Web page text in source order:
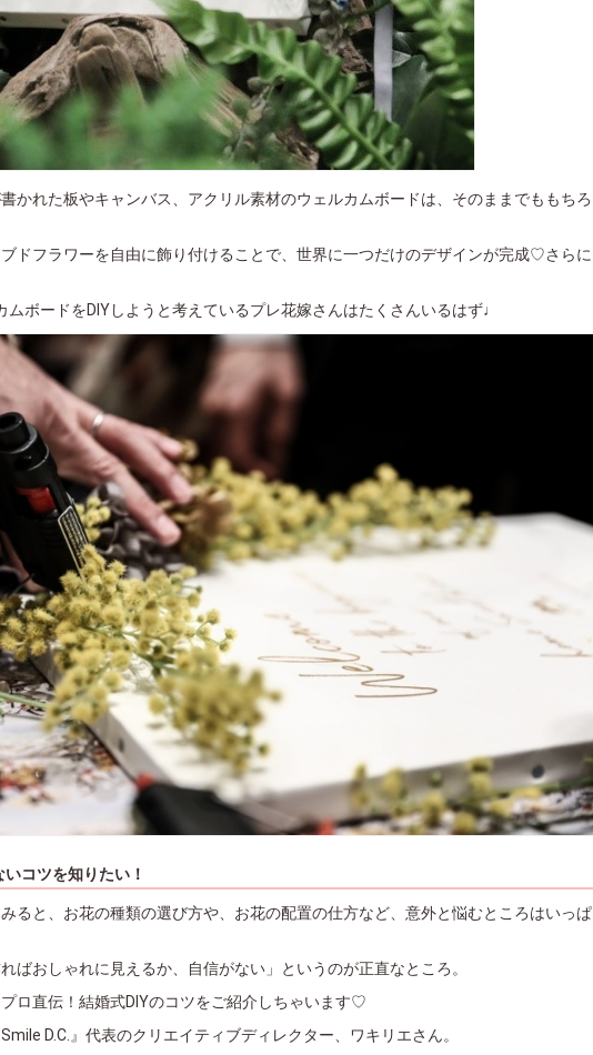
かれた板やキャンバス、アクリル素材のウェルカムボードは、そのままでももちろ
ドフラワーを自由に飾り付けることで、世界に一つだけのデザインが完成♡さらに
ムボードをDIYしようと考えているプレ花嫁さんはたくさんいるはず♩
コツを知りたい！
ると、お花の種類の選び方や、お花の配置の仕方など、意外と悩むところはいっぱ
ばおしゃれに見えるか、自信がない」というのが正直なところ。
ロ直伝！結婚式DIYのコツをご紹介しちゃいます♡
D.C.』代表のクリエイティブディレクター、ワキリエさん。